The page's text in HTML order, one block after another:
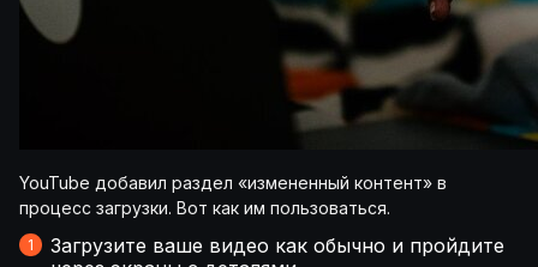
YouTube добавил раздел «измененный контент» в
процесс загрузки. Вот как им пользоваться.
Загрузите ваше видео как обычно и пройдите